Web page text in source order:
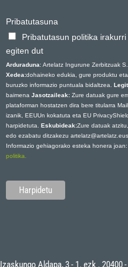
Pribatutasuna
Pribatutasun politika
egiten dut
Arduraduna: Artelatz Ingurune Zerbitzuak
Xedea:dohaineko edukia, gure produktu
buruzko informazio puntuala bidaltzea.
baimena Jasotzaileak: Zure datuak gure
plataforman hostatzen dira bere titularra
izanik, EEUUn kokatuta eta EU
harpidetuta. Eskubideak:Zure datuak
edo ezabatu ditzakezu
Informazio gehiagorako esteka honera joan:
politika.
Izaskungo Aldapa, 3 - 1. ezk .